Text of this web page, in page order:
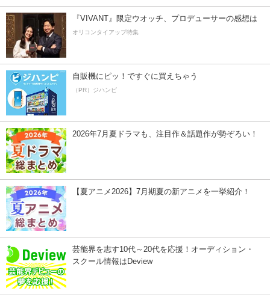
『VIVANT』限定ウオッチ、プロデューサーの感想は
オリコンタイアップ特集
自販機にピッ！ですぐに買えちゃう
（PR）ジハンピ
2026年7月夏ドラマも、注目作＆話題作が勢ぞろい！
【夏アニメ2026】7月期夏の新アニメを一挙紹介！
芸能界を志す10代～20代を応援！オーディション・
スクール情報はDeview